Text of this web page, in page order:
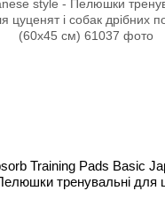
Training Pads Basic
тренувальні для